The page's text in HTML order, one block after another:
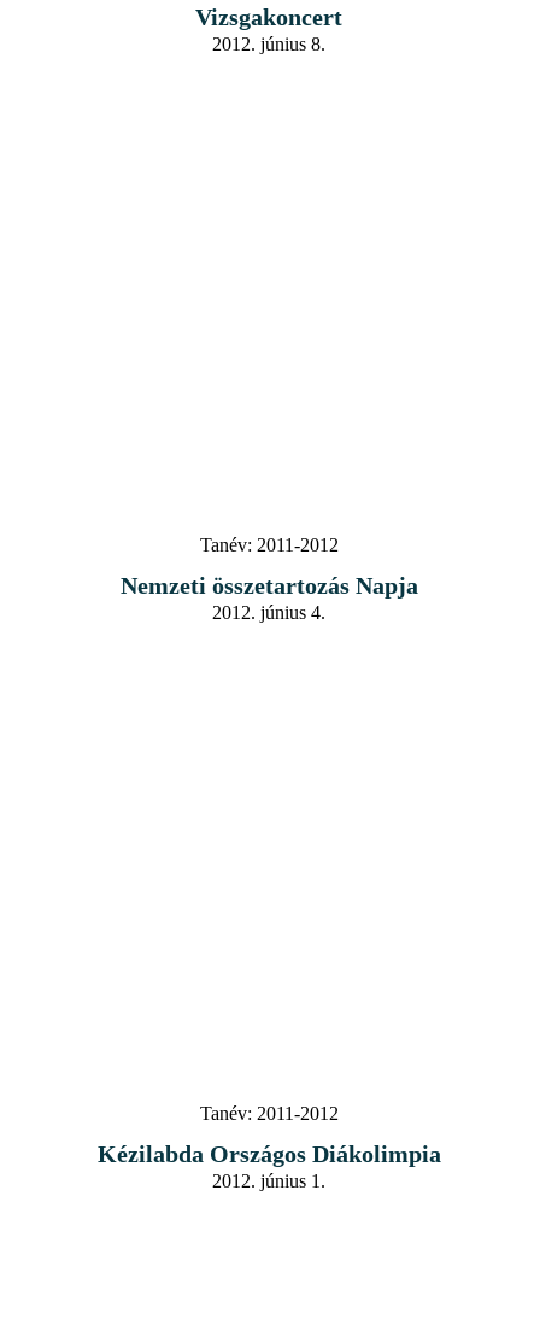
Vizsgakoncert
2012. június 8.
Tanév: 2011-2012
Nemzeti összetartozás Napja
2012. június 4.
Tanév: 2011-2012
Kézilabda Országos Diákolimpia
2012. június 1.